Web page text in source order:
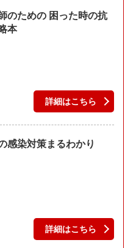
のための 困った時の抗
本
詳細はこちら
感染対策まるわかり
詳細はこちら